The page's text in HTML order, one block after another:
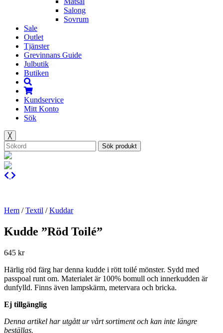
Salong
Sovrum
Sale
Outlet
Tjänster
Grevinnans Guide
Julbutik
Butiken
Kundservice
Mitt Konto
Sök
╳
Sök produkt
Hem /Textil /Kuddar
Kudde ”Röd Toilé”
645 kr
Härlig röd färg har denna kudde i rött toilé mönster. Sydd med
passpoal runt om. Materialet är 100% bomull och innerkudden är
dunfylld. Finns även lampskärm, metervara och bricka.
Ej tillgänglig
Denna artikel har utgått ur vårt sortiment och kan inte längre
beställas.